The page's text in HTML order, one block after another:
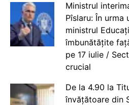
Ministrul
Pîslaru: În
ministrul
îmbunătățite
pe 17 iulie /
crucial
De la 4.90 la
învățătoare din